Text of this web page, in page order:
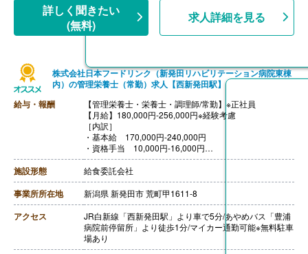
【通勤手当】あり（上限15,000円/月）
【昇給】あり（1月あたり1.00％-）※前年度実績
【退職金】あり※確定拠出年金
詳しく聞きたい
(無料)
求人詳細を見る
株式会社日本フードリンク（新発田リハビリテーション病院東棟
内）の管理栄養士（常勤）求人【西新発田駅】
給与・報酬
【管理栄養士・栄養士・調理師/常勤】※正社員
【月給】180,000円-256,000円※経験考慮
［内訳］
・基本給 170,000円-240,000円
・資格手当 10,000円-16,000円
［その他手当］
・早出手当 300円/回
・家族手当
・年末年始特別手当
・ライフプラン手当 5,610円-7,920円
※基本給の3.3％を拠出、入社時に確定拠出年金に加入す
るまたは給与に上乗せして受け取りするのいずれかを選
択
【賞与】年2回（計2.50ヶ月分）※前年度実績
施設形態 給食委託会社
事業所所在地 新潟県 新発田市 荒町甲1611-8
アクセス
JR白新線「西新発田駅」より車で5分/あやめバス「豊浦
病院前停留所」より徒歩1分/マイカー通勤可能※無料駐車
場あり